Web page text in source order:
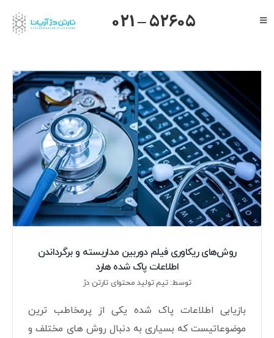
to
Toggle
گرنداستریم
یالینک
میکروتیک
هایک ویژن
داهوا
تیاندی
درباره ما
021 – 52605
روش‌های ریکاوری فیلم دوربین مداربسته و برگرداندن
اطلاعات پاک شده هارد
توسط: تیم تولید محتوای تارتن دژ
بازیابی اطلاعات پاک شده یکی از پرمخاطب ترین
موضوعاتیست که بسیاری به دنبال روش های مختلف و